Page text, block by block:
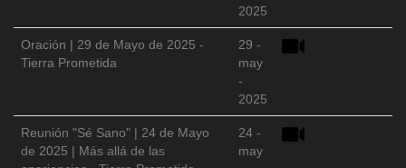
2025
Oración | 29 de Mayo de 2025 -
Tierra Prometida
29 -
may
-
2025
Reunión "Sé Sano" | 24 de Mayo
de 2025 | Más allá de las
24 -
may